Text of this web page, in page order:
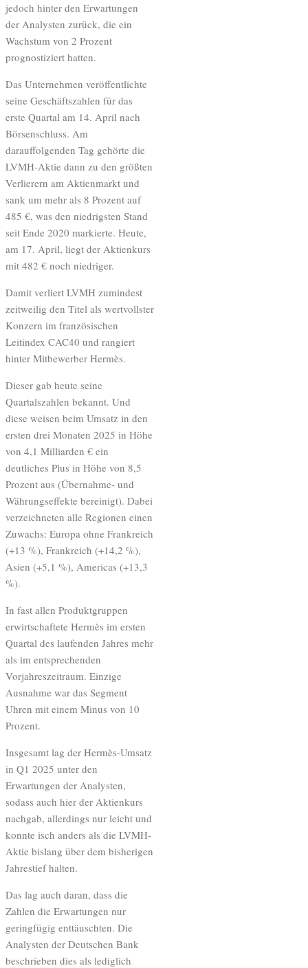
jedoch hinter den Erwartungen
der Analysten zurück, die ein
Wachstum von 2 Prozent
prognostiziert hatten.
Das Unternehmen veröffentlichte
seine Geschäftszahlen für das
erste Quartal am 14. April nach
Börsenschluss. Am
darauffolgenden Tag gehörte die
LVMH-Aktie dann zu den größten
Verlierern am Aktienmarkt und
sank um mehr als 8 Prozent auf
485 €, was den niedrigsten Stand
seit Ende 2020 markierte. Heute,
am 17. April, liegt der Aktienkurs
mit 482 € noch niedriger.
Damit verliert LVMH zumindest
zeitweilig den Titel als wertvollster
Konzern im französischen
Leitindex CAC40 und rangiert
hinter Mitbewerber Hermès.
Dieser gab heute seine
Quartalszahlen bekannt. Und
diese weisen beim Umsatz in den
ersten drei Monaten 2025 in Höhe
von 4,1 Milliarden € ein
deutliches Plus in Höhe von 8,5
Prozent aus (Übernahme- und
Währungseffekte bereinigt). Dabei
verzeichneten alle Regionen einen
Zuwachs: Europa ohne Frankreich
(+13 %), Frankreich (+14,2 %),
Asien (+5,1 %), Americas (+13,3
%).
In fast allen Produktgruppen
erwirtschaftete Hermès im ersten
Quartal des laufenden Jahres mehr
als im entsprechenden
Vorjahreszeitraum. Einzige
Ausnahme war das Segment
Uhren mit einem Minus von 10
Prozent.
Insgesamt lag der Hermès-Umsatz
in Q1 2025 unter den
Erwartungen der Analysten,
sodass auch hier der Aktienkurs
nachgab, allerdings nur leicht und
konnte isch anders als die LVMH-
Aktie bislang über dem bisherigen
Jahrestief halten.
Das lag auch daran, dass die
Zahlen die Erwartungen nur
geringfügig enttäuschten. Die
Analysten der Deutschen Bank
beschrieben dies als lediglich